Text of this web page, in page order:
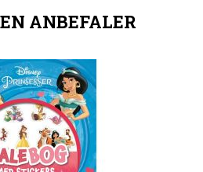
ANBEFALER